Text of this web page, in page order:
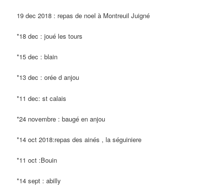
19 dec 2018 : repas de noel à Montreuil Juigné
*18 dec : joué les tours
*15 dec : blain
*13 dec : orée d anjou
*11 dec: st calais
*24 novembre : baugé en anjou
*14 oct 2018:repas des ainés , la séguiniere
*11 oct :Bouin
*14 sept : abilly